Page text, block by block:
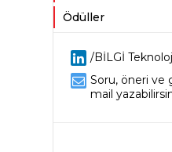
Ödüller
/BİLGİ
Soru, öneri ve
mail